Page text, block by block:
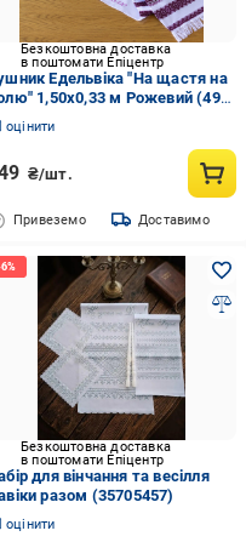
Безкоштовна доставка
в поштомати Епіцентр
Едельвіка "На щастя на
1,50х0,33 м Рожевий (490-
09)
оцінити
₴/шт.
Привеземо Доставимо
Безкоштовна доставка
в поштомати Епіцентр
для вінчання та весілля
разом (35705457)
оцінити